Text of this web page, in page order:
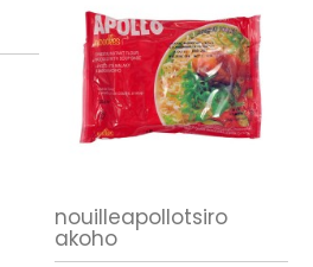
nouilleapollotsiro
akoho